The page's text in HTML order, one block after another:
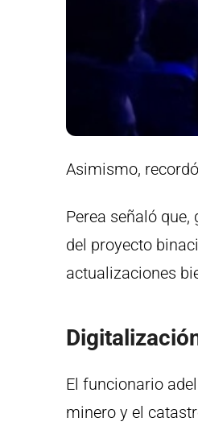
Asimismo,
Perea señaló
del proyecto
actualizaciones
El funcionario
minero y el